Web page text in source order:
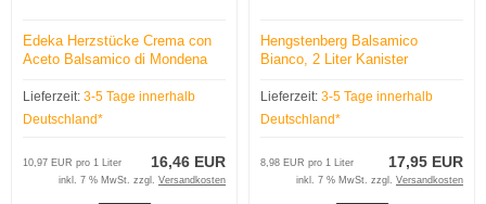
Edeka Herzstücke Crema con
Aceto Balsamico di Mondena
Lieferzeit: 3-5 Tage innerhalb
Deutschland*
16,46 EUR
10,97 EUR pro 1 Liter
inkl. 7 % MwSt. zzgl. Versandkosten
Hengstenberg Balsamico
Bianco, 2 Liter Kanister
Lieferzeit: 3-5 Tage innerhalb
Deutschland*
17,95 EUR
8,98 EUR pro 1 Liter
inkl. 7 % MwSt. zzgl. Versandkosten